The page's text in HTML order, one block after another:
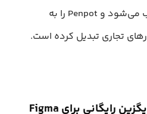
مزیت استراتژیک محسوب می‌شود و Penpot را به
تجاری تبدیل کرده است.
۱. آیا Penpot واقعا جایگزین رایگانی برای Figma